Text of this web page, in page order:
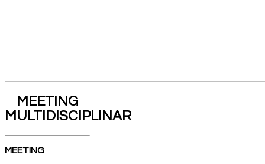
MEETING
MULTIDISCIPLINAR
MEETING